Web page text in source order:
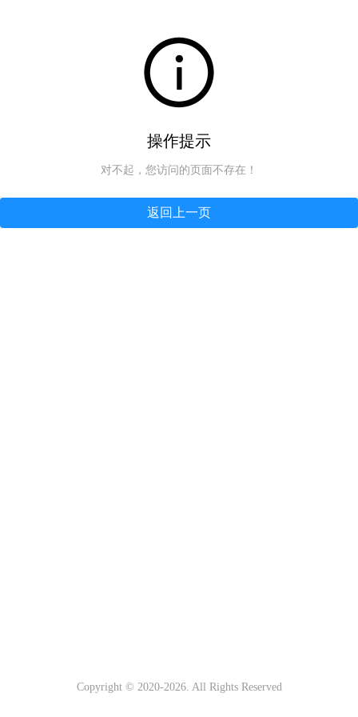
操作提示
对不起，您访问的页面不存在！
返回上一页
Copyright © 2020-2026. All Rights Reserved